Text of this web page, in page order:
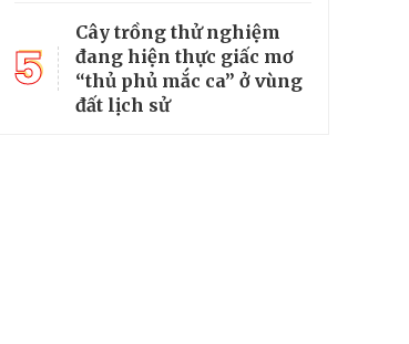
5
Cây trồng thử nghiệm
đang hiện thực giấc mơ
“thủ phủ mắc ca” ở vùng
đất lịch sử